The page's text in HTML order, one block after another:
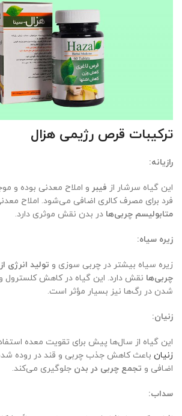
ترکیبات قرص رژیمی هزال
رازیانه:
این گیاه سرشار از فیبر و املاح معدنی بوده و
فرد برای مصرف کالری اضافی می‌شود. املاح معدنی
متابولیسم چربی‌ها در بدن نقش موثری دارد.
زیره سیاه:
زیره سیاه بیشتر در چربی سوزی و تولید انرژی
چربی‌ها نقش دارد. این گیاه در کاهش کلسترول
شدن در رگ‌ها نیز بسیار مؤثر است.
زنیان:
این گیاه از سال‌ها پیش برای تقویت معده
زنیان باعث کاهش جذب چربی و قند در روده
اضافی و تجمع چربی در بدن جلوگیری می‌کند.
سداب: